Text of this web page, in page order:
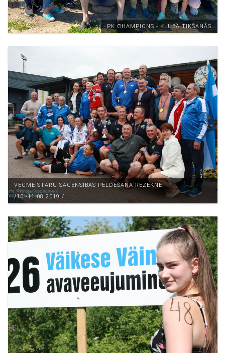
PK CHAMPIONS - KLUBA TIKŠANĀS
VECMEISTARU SACENSĪBAS PELDĒŠANĀ RĒZEKNĒ
/10.-11.08.2019./